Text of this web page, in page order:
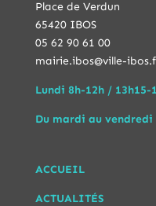
Place de Verdun
65420 IBOS
05 62 90 61 00
mairie.ibos@ville-
Lundi 8h-12h / 13h15-
Du mardi au vendredi
ACCUEIL
ACTUALITÉS